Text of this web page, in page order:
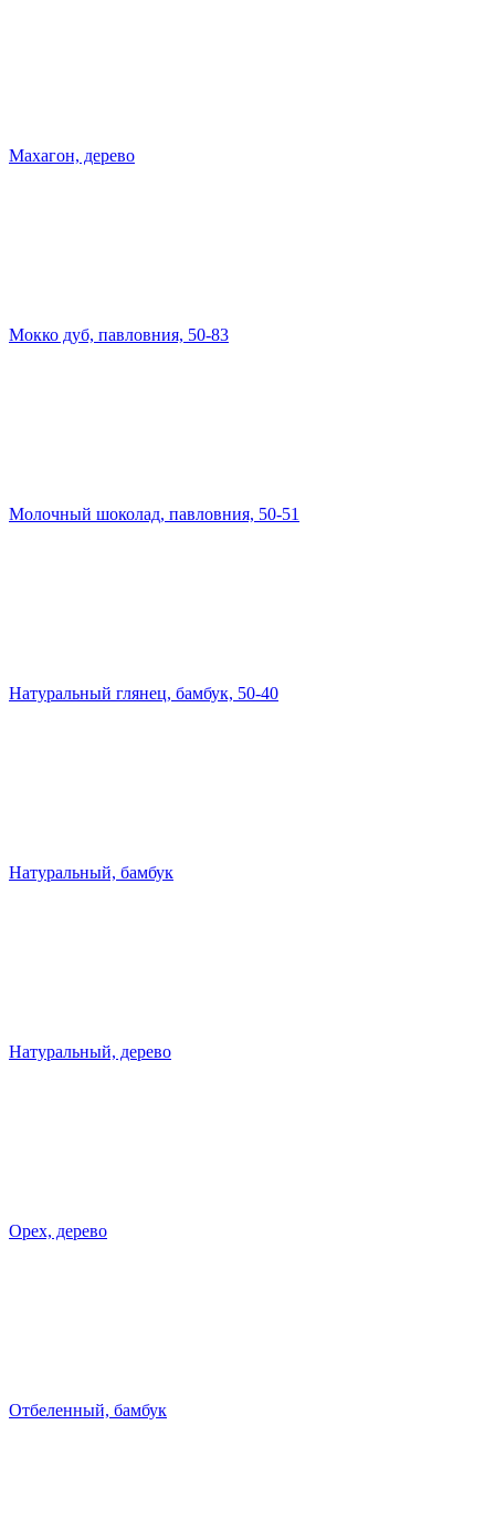
Махагон, дерево
Мокко дуб, павловния, 50-83
Молочный шоколад, павловния, 50-51
Натуральный глянец, бамбук, 50-40
Натуральный, бамбук
Натуральный, дерево
Орех, дерево
Отбеленный, бамбук